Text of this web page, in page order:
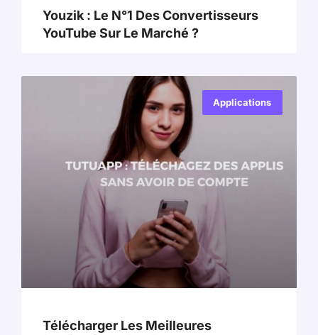
Youzik : Le N°1 Des Convertisseurs
YouTube Sur Le Marché ?
Applications
Télécharger Les Meilleures